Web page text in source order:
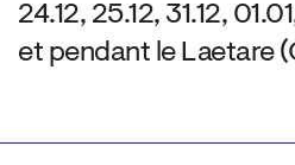
24.12, 25.12, 31.12,
et pendant le Laetare